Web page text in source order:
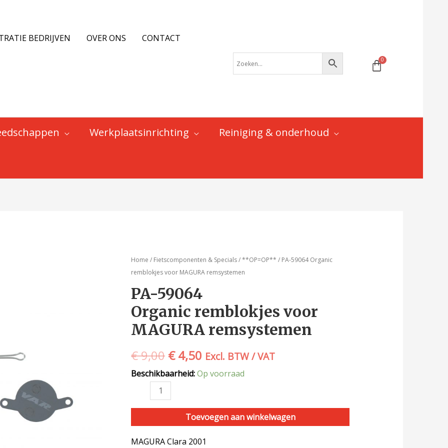
BEDRIJVEN OVER ONS CONTACT
Werkplaatsinrichting Reiniging & onderhoud
Home / Fietscomponenten & Specials/**OP=OP** / PA-59064 Organic
remblokjes voor MAGURA remsystemen
PA-59064
Organic remblokjes voor
MAGURA remsystemen
€9,00
Oorspronkelijke
was:
€ 9,00.
€4,50
Huidige
prijs
is:
€ 4,50.
Excl. BTW / VAT
Beschikbaarheid:Op voorraad
PA-
59064
remblokjes
voor
MAGURA
remsystemen
Toevoegen aan winkelwagen
MAGURA Clara 2001
aantal